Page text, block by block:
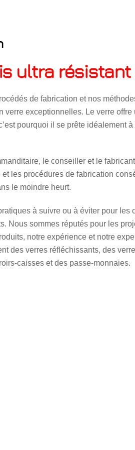
ultra résistant
de fabrication et nos
verre exceptionnelles. Le verre
pourquoi il se prête idéalement
le conseiller et le
les procédures de fabrication
le moindre heurt.
à suivre ou à éviter pour les
Nous sommes réputés pour les
notre expérience et notre
des verres réfléchissants, des
caisses et des passe-monnaies.